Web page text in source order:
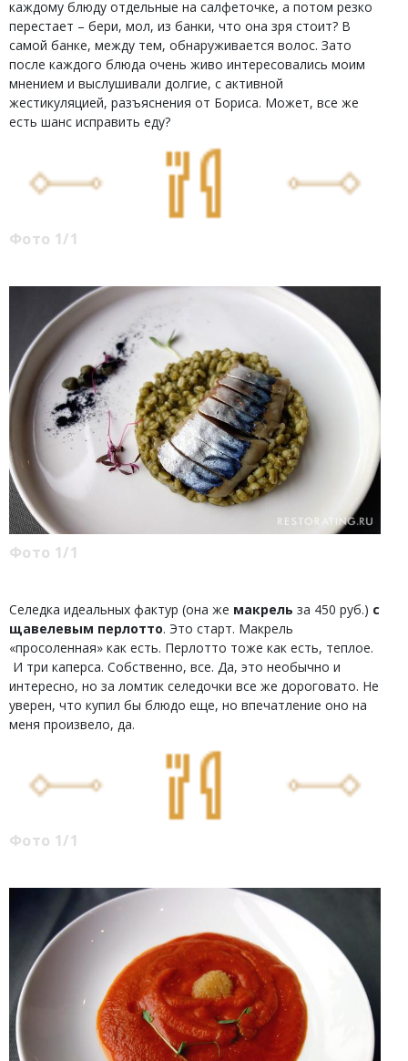
каждому блюду отдельные на салфеточке, а потом резко
перестает – бери, мол, из банки, что она зря стоит? В
самой банке, между тем, обнаруживается волос. Зато
после каждого блюда очень живо интересовались моим
мнением и выслушивали долгие, с активной
жестикуляцией, разъяснения от Бориса. Может, все же
есть шанс исправить еду?
Фото 1/1
Фото 1/1
Селедка идеальных фактур (она же макрель за 450 руб.) с
щавелевым перлотто. Это старт. Макрель
«просоленная» как есть. Перлотто тоже как есть, теплое.
И три каперса. Собственно, все. Да, это необычно и
интересно, но за ломтик селедочки все же дороговато. Не
уверен, что купил бы блюдо еще, но впечатление оно на
меня произвело, да.
Фото 1/1